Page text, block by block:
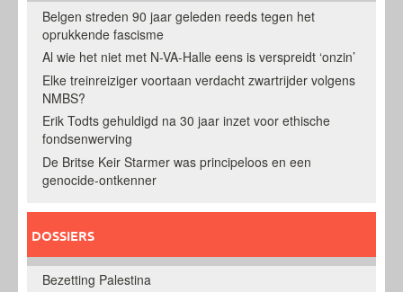
Belgen streden 90 jaar geleden reeds tegen het
oprukkende fascisme
Al wie het niet met N-VA-Halle eens is verspreidt ‘onzin’
Elke treinreiziger voortaan verdacht zwartrijder volgens
NMBS?
Erik Todts gehuldigd na 30 jaar inzet voor ethische
fondsenwerving
De Britse Keir Starmer was principeloos en een
genocide-ontkenner
DOSSIERS
Bezetting Palestina